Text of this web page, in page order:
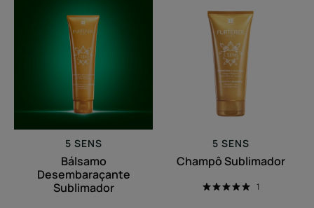
Desembaraçante
Sublimador
5 SENS
Bálsamo
Desembaraçante
Sublimador
Sublimador
5 SENS
Champô Sublimador
1